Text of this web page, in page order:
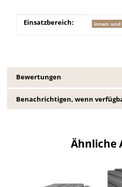
Produkteigenschaft
Wert
Einsatzbereich: innen und
Bewertungen
Benachrichtigen, wenn
Ähnliche